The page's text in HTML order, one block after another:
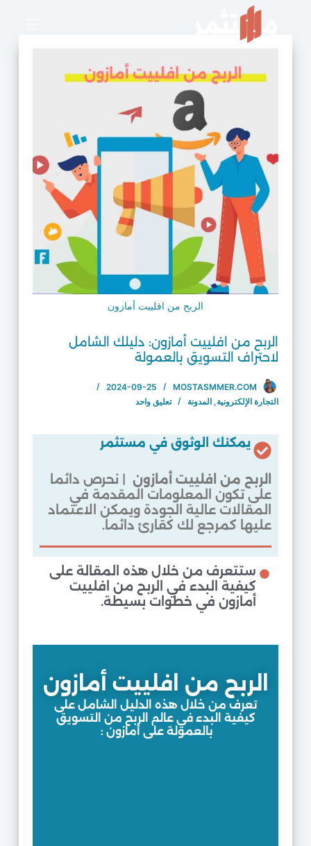
الربح من افلييت أمازون
الربح من افلييت أمازون: دليلك الشامل
لاحتراف التسويق بالعمولة
MOSTASMMER.COM
2024-09-25
التجارة الإلكترونية, المدونة تعليق واحد
يمكنك الوثوق في مستثمر
الربح من افلييت أمازون
| نحرص دائما
على تكون المعلومات المقدمة في
المقالات عالية الجودة ويمكن الاعتماد
عليها كمرجع لك كقارئ دائما.
ستتعرف من خلال هذه المقالة على
كيفية البدء في الربح من افلييت
أمازون في خطوات بسيطة.
الربح من افلييت أمازون
تعرف من خلال هذه الدليل الشامل على
كيفية البدء في عالم الربح من التسويق
بالعمولة على أمازون :